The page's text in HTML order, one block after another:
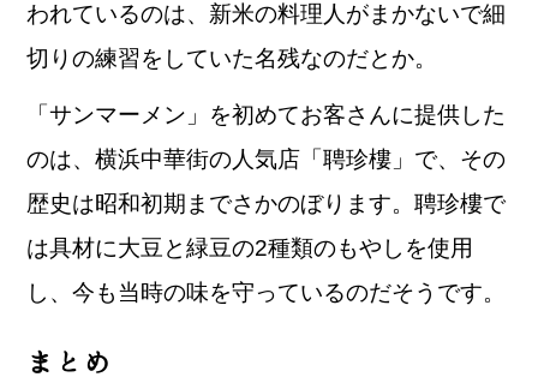
われているのは、新米の料理人がまかないで細
切りの練習をしていた名残なのだとか。
「サンマーメン」を初めてお客さんに提供した
のは、横浜中華街の人気店「聘珍樓」で、その
歴史は昭和初期までさかのぼります。聘珍樓で
は具材に大豆と緑豆の2種類のもやしを使用
し、今も当時の味を守っているのだそうです。
まとめ